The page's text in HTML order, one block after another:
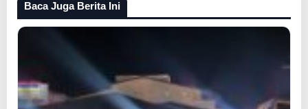
Baca Juga Berita Ini